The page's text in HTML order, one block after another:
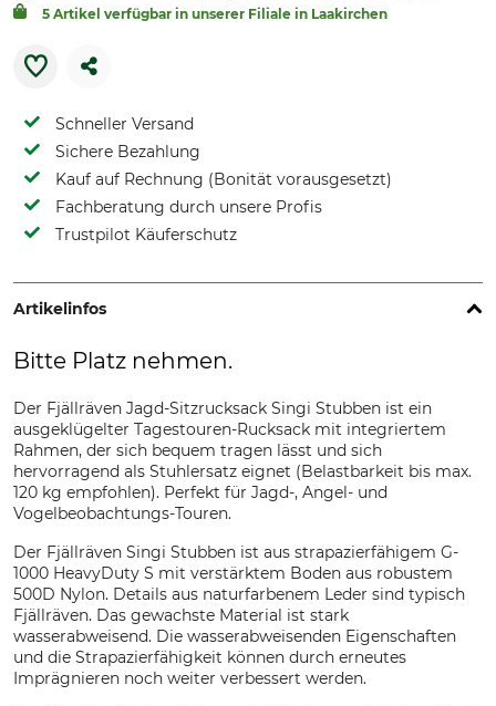
5 Artikel verfügbar in unserer Filiale in Laakirchen
Schneller Versand
Sichere Bezahlung
Kauf auf Rechnung (Bonität vorausgesetzt)
Fachberatung durch unsere Profis
Trustpilot Käuferschutz
Artikelinfos
Bitte Platz nehmen.
Der Fjällräven Jagd-Sitzrucksack Singi Stubben ist ein
ausgeklügelter Tagestouren-Rucksack mit integriertem
Rahmen, der sich bequem tragen lässt und sich
hervorragend als Stuhlersatz eignet (Belastbarkeit bis max.
120 kg empfohlen). Perfekt für Jagd-, Angel- und
Vogelbeobachtungs-Touren.
Der Fjällräven Singi Stubben ist aus strapazierfähigem G-
1000 HeavyDuty S mit verstärktem Boden aus robustem
500D Nylon. Details aus naturfarbenem Leder sind typisch
Fjällräven. Das gewachste Material ist stark
wasserabweisend. Die wasserabweisenden Eigenschaften
und die Strapazierfähigkeit können durch erneutes
Imprägnieren noch weiter verbessert werden.